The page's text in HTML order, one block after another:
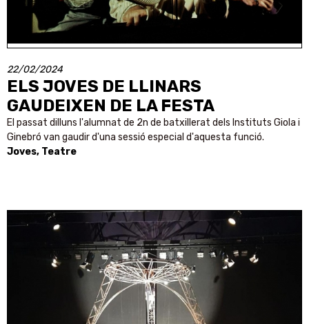
22/02/2024
ELS JOVES DE LLINARS
GAUDEIXEN DE LA FESTA
El passat dilluns l'alumnat de 2n de batxillerat dels Instituts Giola i
Ginebró van gaudir d'una sessió especial d'aquesta funció.
Joves, Teatre